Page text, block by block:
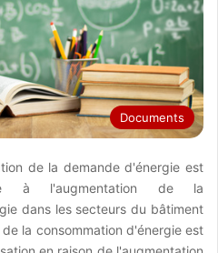
Documents
de la demande d'énergie est
à l'augmentation de la
dans les secteurs du bâtiment
la consommation d'énergie est